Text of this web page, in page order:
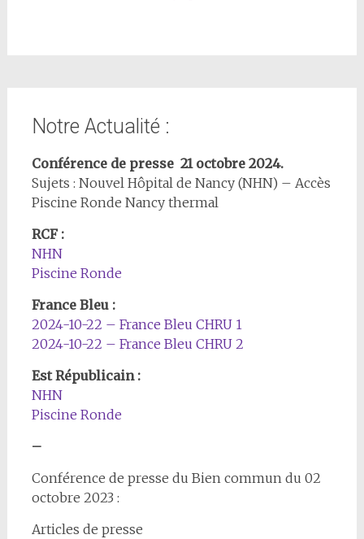
Notre Actualité :
Conférence de presse 21 octobre 2024.
Sujets : Nouvel Hôpital de Nancy (NHN) – Accès
Piscine Ronde Nancy thermal
RCF :
NHN
Piscine Ronde
France Bleu :
2024-10-22 – France Bleu CHRU 1
2024-10-22 – France Bleu CHRU 2
Est Républicain :
NHN
Piscine Ronde
–
Conférence de presse du Bien commun du 02
octobre 2023 :
Articles de presse